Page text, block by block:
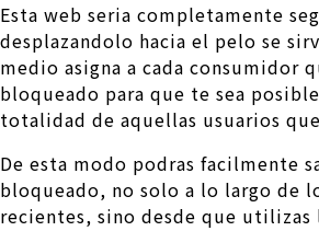
Esta web seri­a completamente
desplazandolo hacia el pelo se
medio asigna a cada consumidor
bloqueado para que te sea
totalidad de aquellas usuarios
De esta modo podras facilmente
bloqueado, no solo a lo largo de
recientes, sino desde que utilizas